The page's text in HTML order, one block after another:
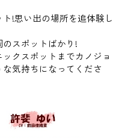
!思い出の場所を追体験し
スポットばかり!
クスポットまでカノジョ
気持ちになってくださ